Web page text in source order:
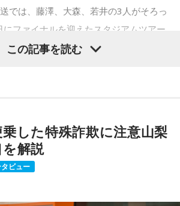
ているとされること
の日と先勝が重なる日です。暦を意識す
たは使い始める
出発する
たからといって金運の上昇が保証され
。あくまでも縁起担ぎとして取り入れ
。
るタイミングとして意識する人もいま
を保証するものではありません。「縁
、本編ラストで花火が上がるというの
「ケセラセラ」って今まででも花火が上
、すごくみんな受け入れられるという
うのだけれど。バラード曲で花火って
、そっかそうか」となって。演出チー
んだよね！
では、藤澤、大森、若井の3人がそろっ
ファイナルを迎えたスタジアムツアー
/ミュータブル〜間奏編〜」を振り返りま
森元貴
セージ＞
この記事を読む
した特殊詐欺に注意山梨
解説
ビュー